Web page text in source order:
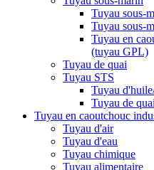
Tuyau sous-
Tuyau sous-
Tuyau en
(tuyau GPL)
Tuyau de quai
Tuyau STS
Tuyau
Tuyau de
Tuyau en caoutchouc
Tuyau d'air
Tuyau d'eau
Tuyau chimique
Tuyau alimentaire